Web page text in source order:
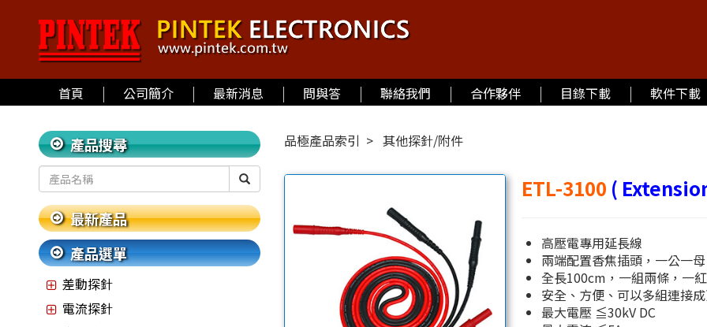
首頁 公司簡介 最新消息 問與答 聯絡我們 合作夥伴 目錄下載 軟件下載
產品搜尋
最新產品
產品選單
差動探針
電流探針
品極產品索引 其他探針/附件
ETL-3100 (
高壓電專用延長線
兩端配置香焦插頭，一公一母
全長100cm，一組兩條，一
安全、方便、可以多組連接
最大電壓 ≦30kV DC